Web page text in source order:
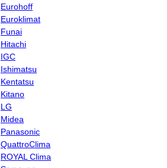
Eurohoff
Euroklimat
Funai
Hitachi
IGC
Ishimatsu
Kentatsu
Kitano
LG
Midea
Panasonic
QuattroClima
ROYAL Clima